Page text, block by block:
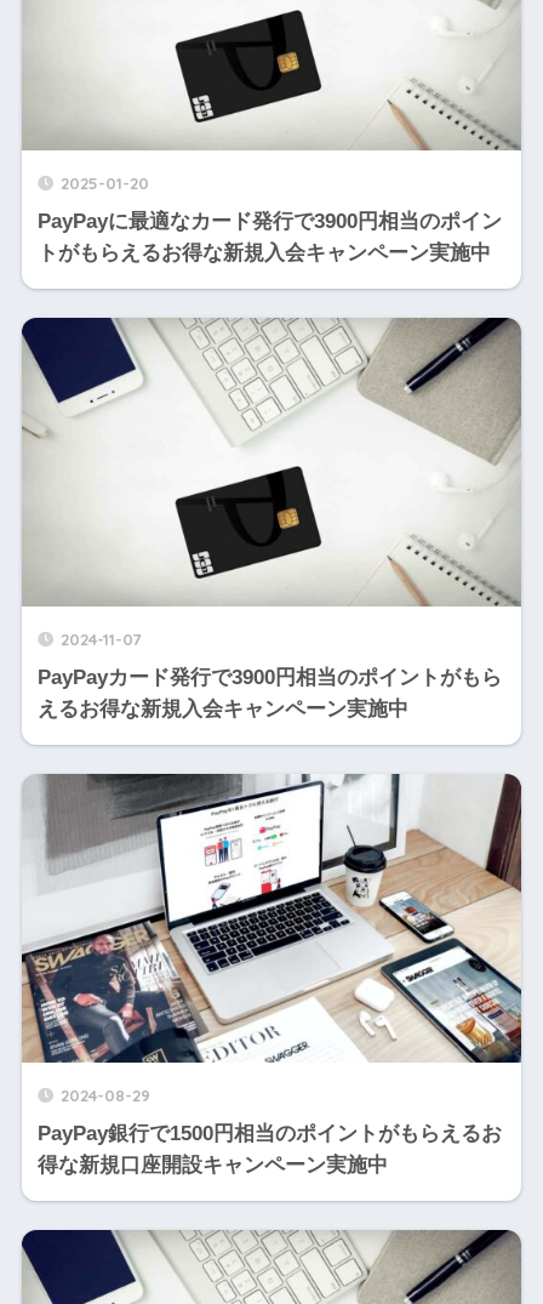
2025-01-20
PayPayに最適なカード発行で3900円相当のポイン
トがもらえるお得な新規入会キャンペーン実施中
2024-11-07
PayPayカード発行で3900円相当のポイントがもら
えるお得な新規入会キャンペーン実施中
2024-08-29
PayPay銀行で1500円相当のポイントがもらえるお
得な新規口座開設キャンペーン実施中